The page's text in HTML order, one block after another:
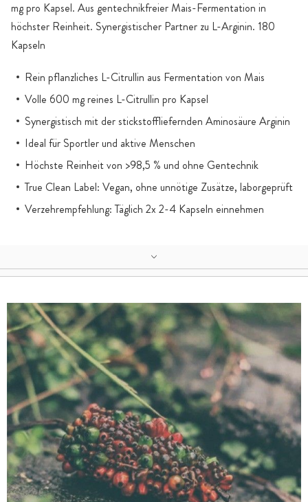
mg pro Kapsel. Aus gentechnikfreier Mais-Fermentation in
höchster Reinheit. Synergistischer Partner zu L-Arginin. 180
Kapseln
Rein pflanzliches L-Citrullin aus Fermentation von Mais
Volle 600 mg reines L-Citrullin pro Kapsel
Synergistisch mit der stickstoffliefernden Aminosäure Arginin
Ideal für Sportler und aktive Menschen
Höchste Reinheit von >98,5 % und ohne Gentechnik
True Clean Label: Vegan, ohne unnötige Zusätze, laborgeprüft
Verzehrempfehlung: Täglich 2x 2-4 Kapseln einnehmen